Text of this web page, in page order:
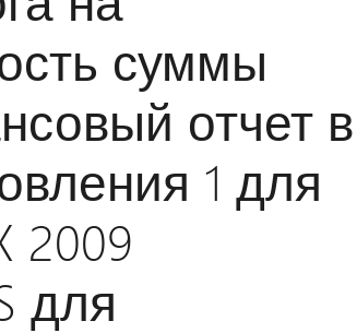
суммы
отчет в
1 для
2009
для